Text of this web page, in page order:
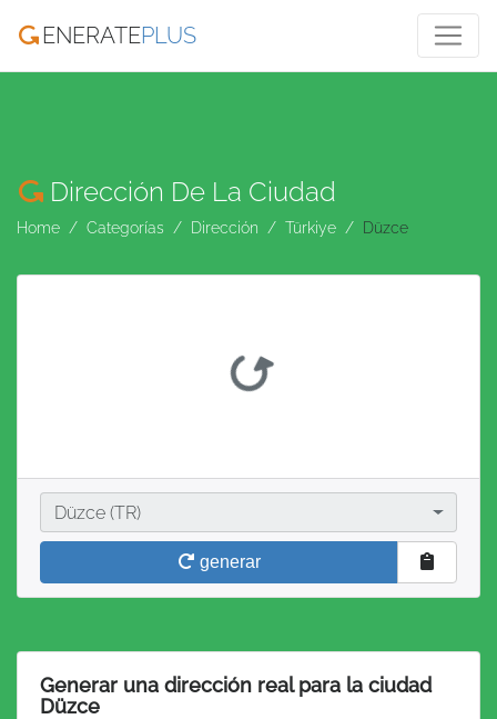
ENERATEPLUS
Dirección De La Ciudad
Home Categorías Dirección Türkiye Düzce
Ciudad
Düzce (TR)
generar
Generar una dirección real para la ciudad
Düzce